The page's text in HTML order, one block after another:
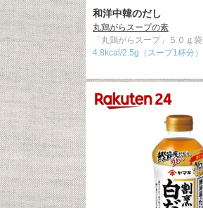
和洋中韓のだし
丸鶏がらスープの素
「丸鶏がらスープ」５０ｇ袋
4.8kcal/2.5g（スープ1杯分）